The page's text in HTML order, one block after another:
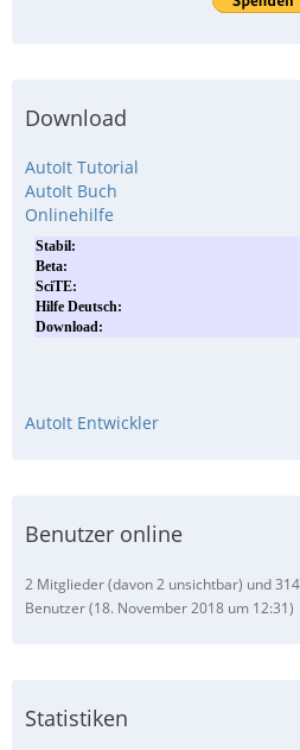
Download
AutoIt Tutorial
AutoIt Buch
Onlinehilfe
AutoIt Entwickler
Benutzer online
2 Mitglieder (davon 2 unsichtbar) und
Benutzer (18. November 2018 um 12:31)
Statistiken